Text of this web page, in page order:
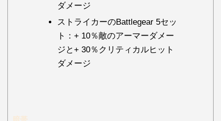
ダメージ
ストライカーのBattlegear 5セッ
ト：+ 10％敵のアーマーダメー
ジと+ 30％クリティカルヒット
ダメージ
暗帯